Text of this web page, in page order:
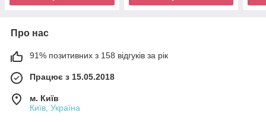
Про нас
91% позитивних з 158 відгуків за рік
Працює з 15.05.2018
м. Київ
Київ, Україна